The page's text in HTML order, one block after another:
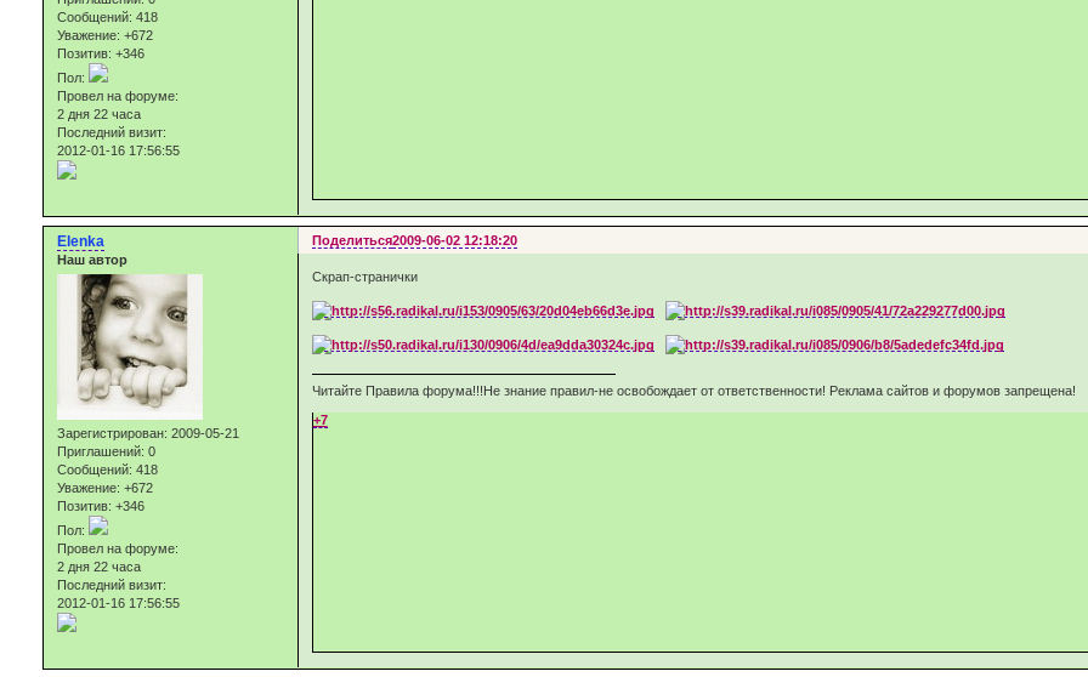
Сообщений: 418
Уважение: +672
Позитив: +346
Пол:
Провел на форуме:
2 дня 22 часа
Последний визит:
2012-01-16 17:56:55
Поделиться2009-06-02 12:18:20
Elenka
Наш автор
Зарегистрирован: 2009-05-21
Приглашений: 0
Сообщений: 418
Уважение: +672
Позитив: +346
Пол:
Провел на форуме:
2 дня 22 часа
Последний визит:
2012-01-16 17:56:55
Скрап-странички
Читайте Правила форума!!!Не знание правил-не освобождает от ответственности! Реклама сайтов и форумов запрещена!
+7